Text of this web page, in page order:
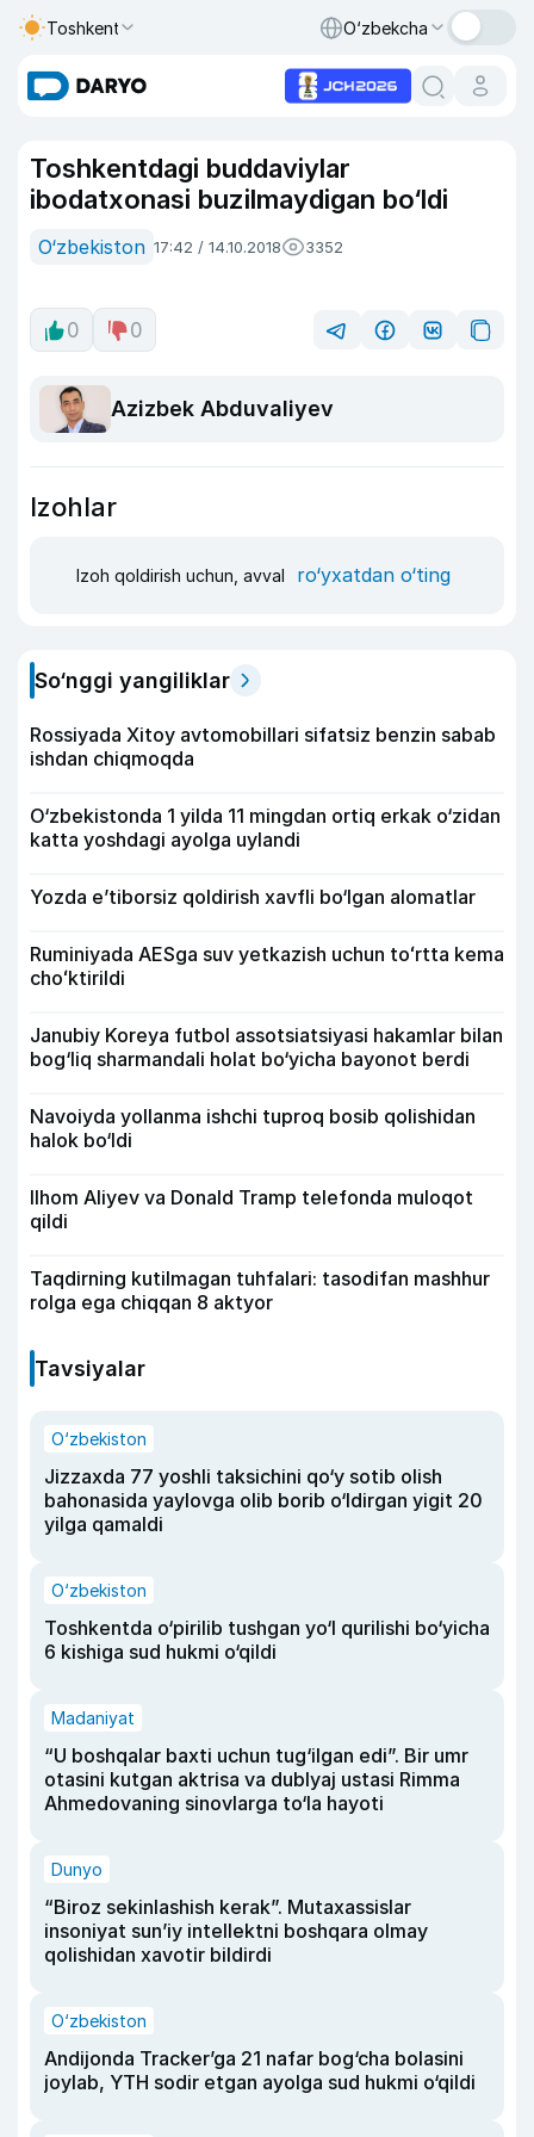
Toshkent O‘zbekcha
Toshkentdagi buddaviylar
ibodatxonasi buzilmaydigan bo‘ldi
O‘zbekiston 17:42 / 14.10.2018 3352
0 0
Azizbek Abduvaliyev
Izohlar
Izoh qoldirish uchun, avval ro‘yxatdan o‘ting
So‘nggi yangiliklar
Rossiyada Xitoy avtomobillari sifatsiz benzin sabab
ishdan chiqmoqda
O‘zbekistonda 1 yilda 11 mingdan ortiq erkak o‘zidan
katta yoshdagi ayolga uylandi
Yozda e’tiborsiz qoldirish xavfli bo‘lgan alomatlar
Ruminiyada AESga suv yetkazish uchun toʻrtta kema
choʻktirildi
Janubiy Koreya futbol assotsiatsiyasi hakamlar bilan
bog‘liq sharmandali holat bo‘yicha bayonot berdi
Navoiyda yollanma ishchi tuproq bosib qolishidan
halok bo‘ldi
Ilhom Aliyev va Donald Tramp telefonda muloqot
qildi
Taqdirning kutilmagan tuhfalari: tasodifan mashhur
rolga ega chiqqan 8 aktyor
Tavsiyalar
O‘zbekiston
Jizzaxda 77 yoshli taksichini qo‘y sotib olish
bahonasida yaylovga olib borib o‘ldirgan yigit 20
yilga qamaldi
O‘zbekiston
Toshkentda o‘pirilib tushgan yo‘l qurilishi bo‘yicha
6 kishiga sud hukmi o‘qildi
Madaniyat
“U boshqalar baxti uchun tug‘ilgan edi”. Bir umr
otasini kutgan aktrisa va dublyaj ustasi Rimma
Ahmedovaning sinovlarga to‘la hayoti
Dunyo
“Biroz sekinlashish kerak”. Mutaxassislar
insoniyat sun’iy intellektni boshqara olmay
qolishidan xavotir bildirdi
O‘zbekiston
Andijonda Tracker’ga 21 nafar bog‘cha bolasini
joylab, YTH sodir etgan ayolga sud hukmi o‘qildi